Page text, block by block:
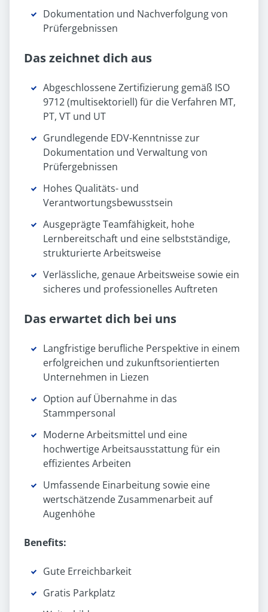
Dokumentation und Nachverfolgung von
Prüfergebnissen
Das zeichnet dich aus
Abgeschlossene Zertifizierung gemäß ISO
9712 (multisektoriell) für die Verfahren MT,
PT, VT und UT
Grundlegende EDV-Kenntnisse zur
Dokumentation und Verwaltung von
Prüfergebnissen
Hohes Qualitäts- und
Verantwortungsbewusstsein
Ausgeprägte Teamfähigkeit, hohe
Lernbereitschaft und eine selbstständige,
strukturierte Arbeitsweise
Verlässliche, genaue Arbeitsweise sowie ein
sicheres und professionelles Auftreten
Das erwartet dich bei uns
Langfristige berufliche Perspektive in einem
erfolgreichen und zukunftsorientierten
Unternehmen in Liezen
Option auf Übernahme in das
Stammpersonal
Moderne Arbeitsmittel und eine
hochwertige Arbeitsausstattung für ein
effizientes Arbeiten
Umfassende Einarbeitung sowie eine
wertschätzende Zusammenarbeit auf
Augenhöhe
Benefits:
Gute Erreichbarkeit
Gratis Parkplatz